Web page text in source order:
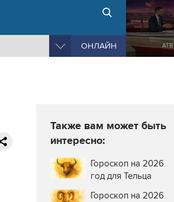
ОНЛАЙН
Также вам может быть
интересно:
Гороскоп на 2026
год для Тельца
Гороскоп на 2026